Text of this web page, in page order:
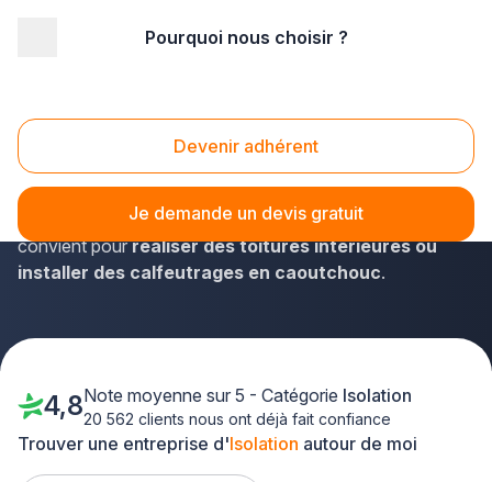
Pourquoi nous choisir ?
Devenir adhérent
Je demande un devis gratuit
Isolation Somme (80)
Pour vos travaux dans la Somme, rien de plus pratique
que les spécialistes adhérents Plus que PRO. Vous
dénicherez le professionnel de l'isolation qui vous
convient pourréaliser des toitures intérieures ou
installer des calfeutrages en caoutchouc.
Trouver une entreprise d'Isolation autour de moi
4,8Note moyenne sur 5 - Catégorie Isolation
20 562 clients nous ont déjà fait confiance